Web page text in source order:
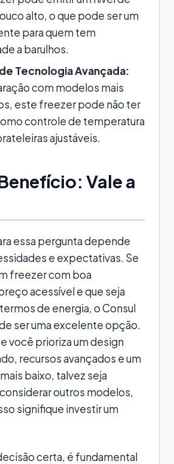
alto, o que pode ser um
para quem tem
a barulhos.
Tecnologia Avançada:
com modelos mais
este freezer pode não ter
controle de temperatura
ajustáveis.
Vale a
essa pergunta depende
e expectativas. Se
freezer com boa
acessível e que seja
de energia, o Consul
ser uma excelente opção.
você prioriza um design
recursos avançados e um
baixo, talvez seja
outros modelos,
signifique investir um
certa, é fundamental